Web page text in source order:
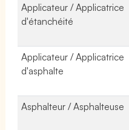
Applicateur / Applicatrice
d'étanchéité
Applicateur / Applicatrice
d'asphalte
Asphalteur / Asphalteuse